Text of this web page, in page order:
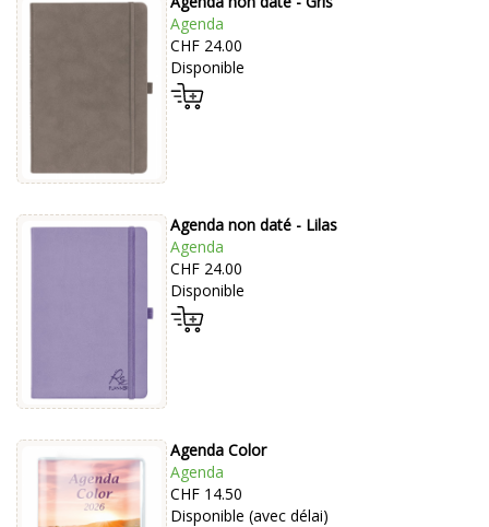
Agenda
CHF 24.00
Disponible
Agenda non daté - Lilas
Agenda
CHF 24.00
Disponible
Agenda Color
Agenda
CHF 14.50
Disponible (avec délai)